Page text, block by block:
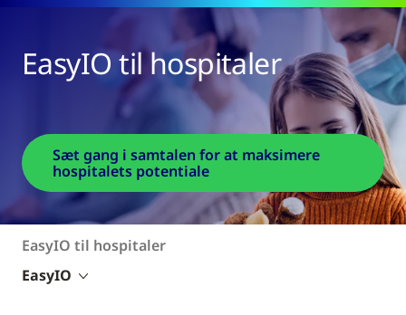
EasyIO til hospitaler
Sæt gang i samtalen for at maksimere
hospitalets potentiale
EasyIO til hospitaler
EasyIO